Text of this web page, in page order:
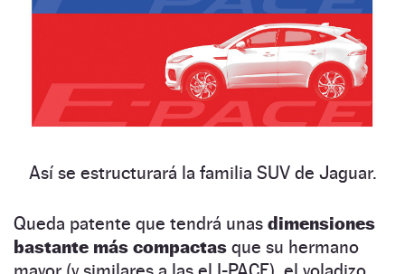
Así se estructurará la familia SUV de Jaguar.
Queda patente que tendrá unas dimensiones
bastante más compactas que su hermano